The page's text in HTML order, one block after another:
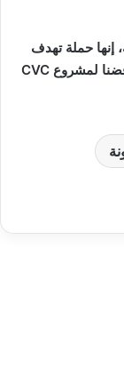
إنها حملة تهدف
إلى السيطرة على النادي، دعمنا للسوبر ليج ورفضنا لمشروع CVC